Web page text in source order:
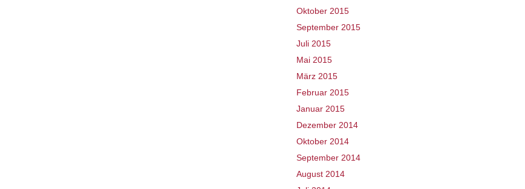
Oktober 2015
September 2015
Juli 2015
Mai 2015
März 2015
Februar 2015
Januar 2015
Dezember 2014
Oktober 2014
September 2014
August 2014